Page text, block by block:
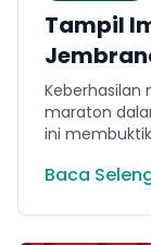
Tampil
4 Gelar
Jawa
maraton
ini
dimiliki
Baca